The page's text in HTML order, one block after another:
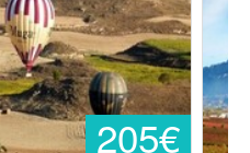
Zaragoza
205€